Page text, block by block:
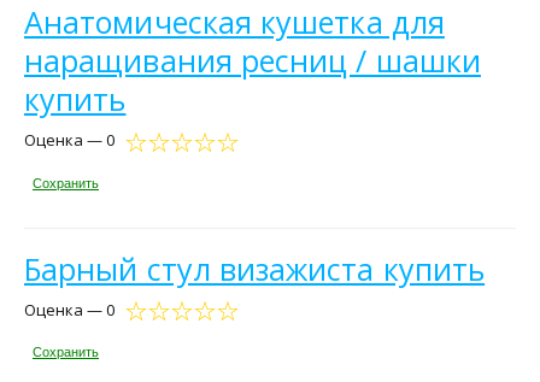
Анатомическая кушетка для
наращивания ресниц / шашки
купить
Оценка — 0
Сохранить
Барный стул визажиста купить
Оценка — 0
Сохранить